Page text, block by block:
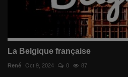
La Belgique française
René Oct 9, 2024 0 87